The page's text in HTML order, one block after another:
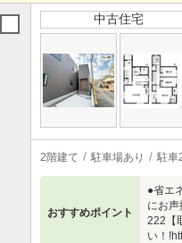
中古住宅
2階建て 駐車場あり 駐車
おすすめポイント
●省エ
にお
222【
い！